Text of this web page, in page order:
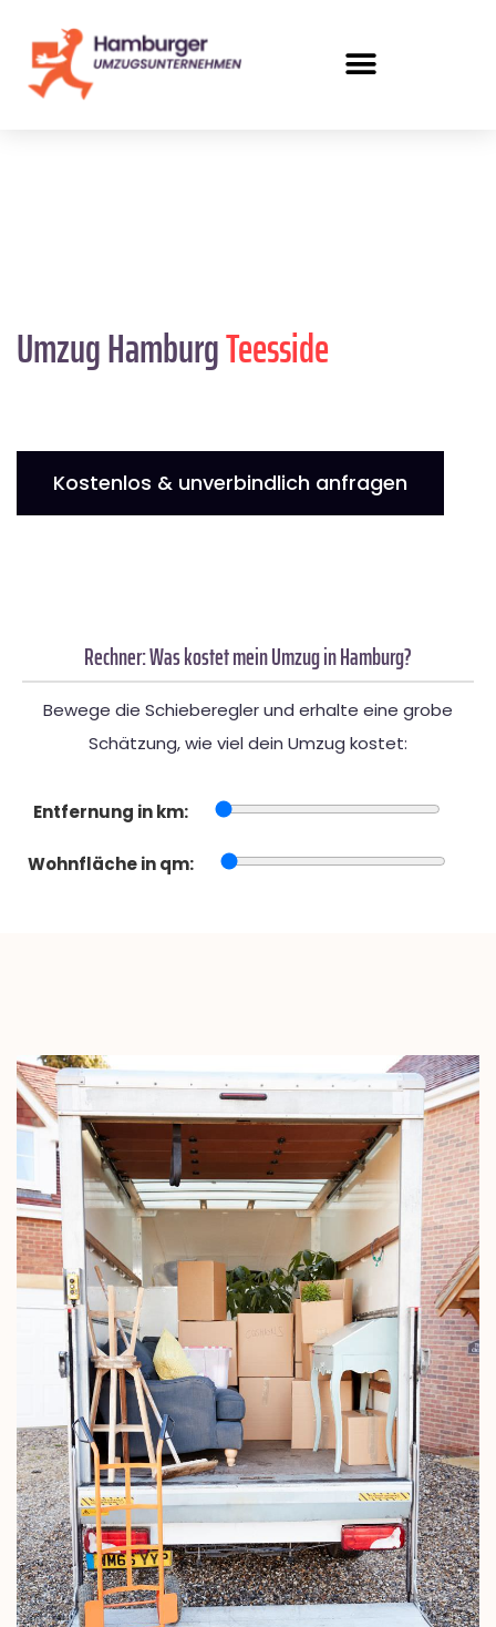
Umzug HamburgTeesside
Kostenlos & unverbindlich anfragen
Rechner: Was kostet mein Umzug in Hamburg?
Bewege die Schieberegler und erhalte eine grobe
Schätzung, wie viel dein Umzug kostet:
Entfernung in km:
Wohnfläche in qm: